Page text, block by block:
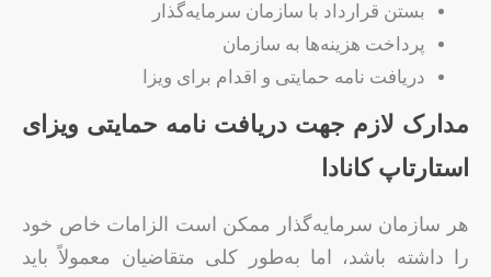
بستن قرارداد با سازمان سرمایه‌گذار
پرداخت هزینه‌ها به سازمان
دریافت نامه حمایتی و اقدام برای ویزا
مدارک لازم جهت دریافت نامه حمایتی ویزای
استارتاپ کانادا
هر سازمان سرمایه‌گذار ممکن است الزامات خاص خود
را داشته باشد، اما به‌طور کلی متقاضیان معمولاً باید